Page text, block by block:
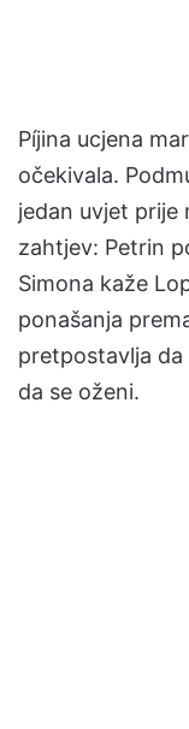
Píjina ucjena
očekivala.
jedan uvjet prije
zahtjev: Petrin
Simona kaže
ponašanja
pretpostavlja
da se oženi.